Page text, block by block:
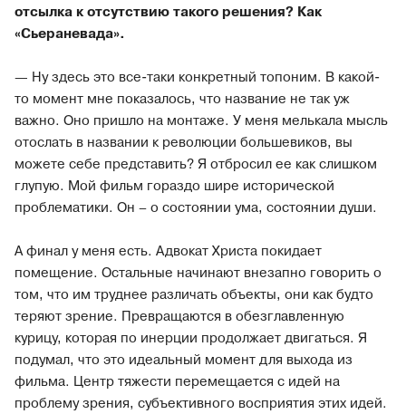
отсылка к отсутствию такого решения? Как
«Сьераневада».
— Ну здесь это все-таки конкретный топоним. В какой-
то момент мне показалось, что название не так уж
важно. Оно пришло на монтаже. У меня мелькала мысль
отослать в названии к революции большевиков, вы
можете себе представить? Я отбросил ее как слишком
глупую. Мой фильм гораздо шире исторической
проблематики. Он – о состоянии ума, состоянии души.
А финал у меня есть. Адвокат Христа покидает
помещение. Остальные начинают внезапно говорить о
том, что им труднее различать объекты, они как будто
теряют зрение. Превращаются в обезглавленную
курицу, которая по инерции продолжает двигаться. Я
подумал, что это идеальный момент для выхода из
фильма. Центр тяжести перемещается с идей на
проблему зрения, субъективного восприятия этих идей.